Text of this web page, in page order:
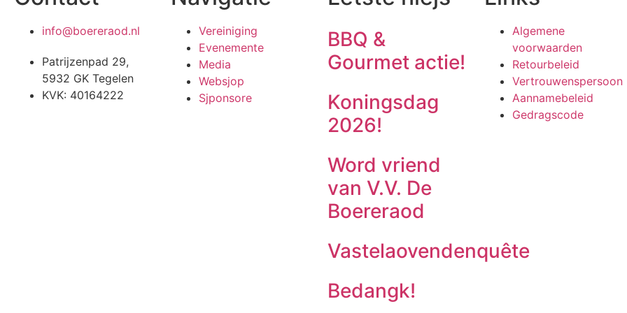
info@boereraod.nl
Patrijzenpad 29,
5932 GK Tegelen
KVK: 40164222
Vereiniging
Evenemente
Media
Websjop
Sjponsore
BBQ &
Gourmet actie!
Koningsdag
2026!
Word vriend
van V.V. De
Boereraod
Vastelaovendenquête
Bedangk!
Algemene
voorwaarden
Retourbeleid
Vertrouwenspersoon
Aannamebeleid
Gedragscode